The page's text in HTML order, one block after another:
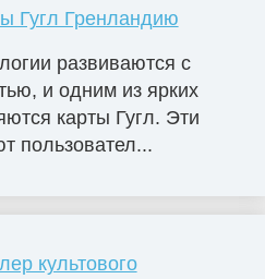
Гугл Гренландию
развиваются с
и одним из ярких
карты Гугл. Эти
пользовател...
культового